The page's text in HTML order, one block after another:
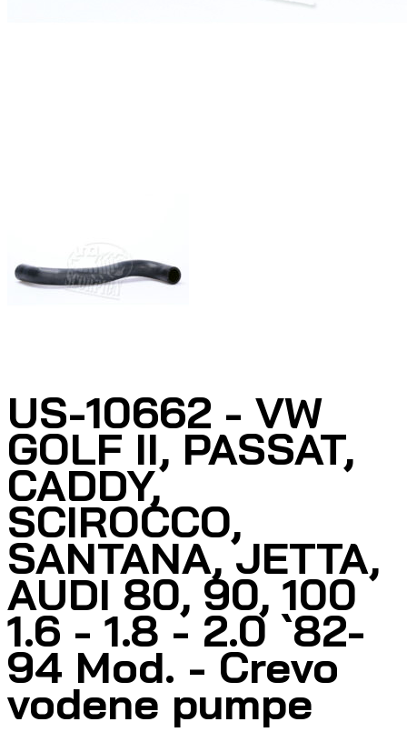
US-10662 - VW
GOLF II, PASSAT,
CADDY,
SCIROCCO,
SANTANA, JETTA,
AUDI 80, 90, 100
1.6 - 1.8 - 2.0 `82-
94 Mod. - Crevo
vodene pumpe